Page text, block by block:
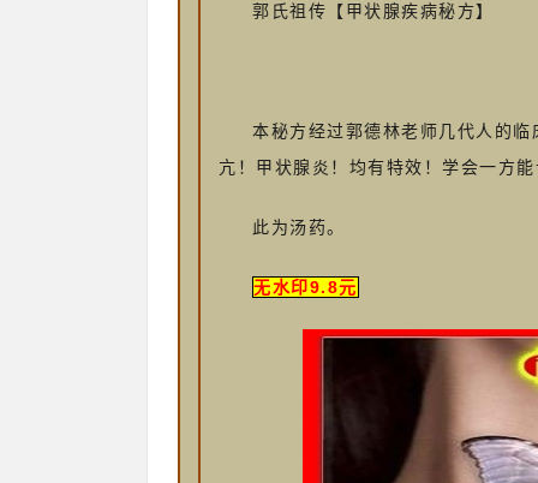
郭氏祖传【甲状腺疾病秘方】
本秘方经过郭德林老师几代人的
亢！甲状腺炎！均有特效！学会一方
此为汤药。
无水印9.8元